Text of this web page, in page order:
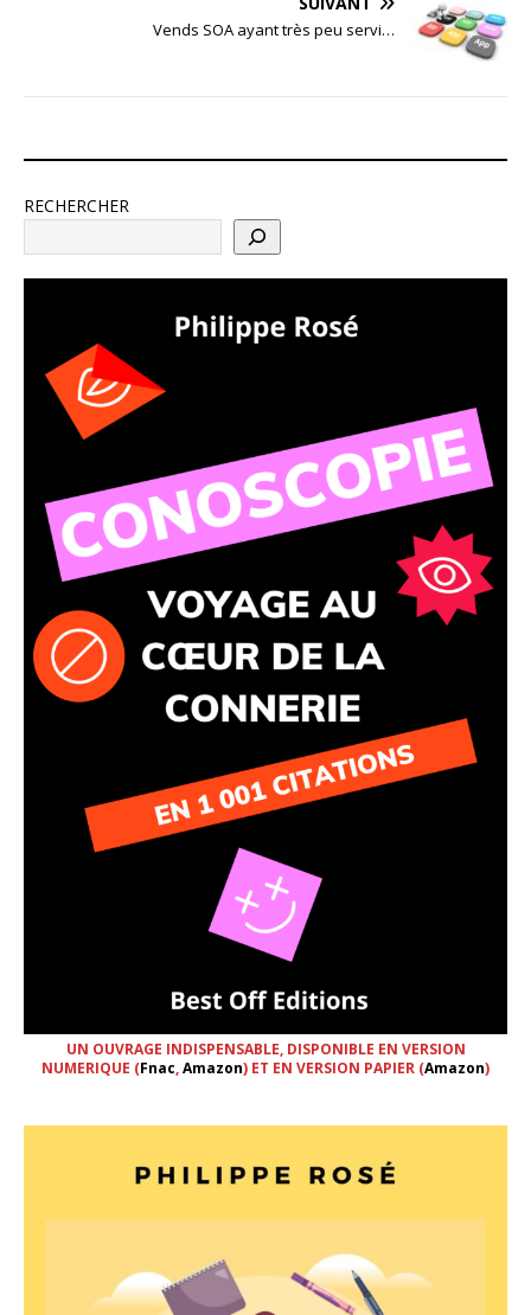
Vends SOA ayant très peu servi…
RECHERCHER
UN OUVRAGE INDISPENSABLE, DISPONIBLE EN VERSION
NUMERIQUE (Fnac,Amazon) ET EN VERSION PAPIER (Amazon)